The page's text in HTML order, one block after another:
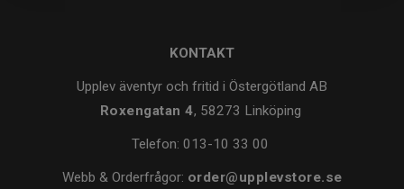
KONTAKT
Upplev äventyr och fritid i Östergötland AB
Roxengatan 4, 58273 Linköping
Telefon: 013-10 33 00
Webb & Orderfrågor: order@upplevstore.se